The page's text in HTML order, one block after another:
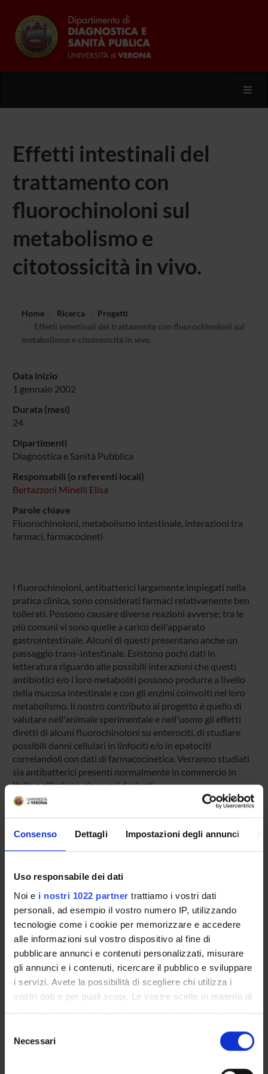
Consenso Dettagli Impostazioni degli annunci
Uso responsabile dei dati
Noi e i nostri 1022 partner trattiamo i vostri dati
personali, ad esempio il vostro numero IP, utilizzando
tecnologie come i cookie per memorizzare e accedere
alle informazioni sul vostro dispositivo al fine di
pubblicare annunci e contenuti personalizzati, misurare
gli annunci e i contenuti, ricercare il pubblico e sviluppare
i servizi. Avete la possibilità di scegliere chi utilizza i
vostri dati e per quali scopi. Le vostre scelte in materia di
privacy sono applicabili solo su questa proprietà digitale
modificare o revocare il proprio consenso in qualsiasi
momento dalla Dichiarazione sui cookie o facendo clic
delNecessari
Effetti intestinali del
trattamento con
fluorochinoloni sul
metabolismo e
citotossicità in vivo.
Home Ricerca
Progetti
Effetti intestinali del trattamento con fluorochinoloni sul
metabolismo e citotossicità in vivo.
Data inizio
1 gennaio 2002
Durata (mesi)
24
Dipartimenti
Diagnostica e Sanità Pubblica
Responsabili (o referenti locali)
Bertazzoni Minelli Elisa
Parole chiave
Fluorochinoloni, metabolismo intestinale, interazioni tra
farmaci, farmacocineti
I fluorochinoloni, antibatterici largamente impiegati nella
pratica clinica, sono considerati farmaci relativamente ben
tollerati. Possono causare diverse reazioni avverse; tra le
più comuni vi sono quelle a carico dell'apparato
gastrointestinale. Alcuni di questi presentano anche un
passaggio trans-intestinale. Esistono pochi dati in
letteratura riguardo alle possibili interazioni che questi
antibiotici e/o i loro metaboliti possono produrre a livello
della mucosa intestinale e con gli enzimi coinvolti nel loro
metabolismo. Il nostro contributo al progetto è quello di
valutare nell'animale sperimentale e nell'uomo gli effetti
diretti di alcuni fluorochinoloni su enterociti, di studiare
possibili danni cellulari in linfociti e/o in epatociti
correlandoli con dati di farmacocinetica. Verranno studiati
sia antibatterici presenti normalmente in commercio in
Italia e all'estero, sia nuovi derivati.
Ministero dell'Istruzione dell'Università e della Ricerca
Programma:PRIN
PARTECIPANTI AL PROGETTO
Anna Benini
Tecnico-Amministrativo
Elisa Bertazzoni Minelli